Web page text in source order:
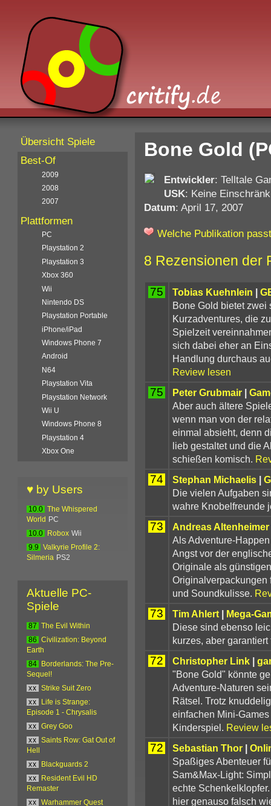
Bone Gold
Entwickler: Telltale
USK: Keine
Datum: April 17, 2007
Welche Publikation
8 Rezensionen der
75 Tobias Kuehnlein |
Bone Gold bietet
Kurzadventures, die
Spielzeit
sich dabei eher an
Handlung durchaus
Review lesen
75 Peter Grubmair|
Aber auch ältere
wenn man von der
einmal absieht, denn
lieb gestaltet und die
schießen komisch.
74 Stephan Michaelis|
Die vielen Aufgaben
wahre Knobelfreunde
73 Andreas Altenheimer
Als Adventure-
Angst vor der
Originale als
Originalverpackungen
und Soundkulisse.
73 Tim Ahlert| Mega-
Diese sind ebenso
kurzes, aber
72 Christopher Link|
"Bone Gold" könnte
Adventure-Naturen
Rätsel. Trotz
einfachen Mini-
Kinderspiel. Review
72 Sebastian Thor|
Spaßiges Abenteuer
Sam&Max-Light:
echte
hier genauso falsch
Übersicht Spiele
Best-Of
2009
2008
2007
Plattformen
PC
Playstation 2
Playstation 3
Xbox 360
Wii
Nintendo DS
Playstation Portable
iPhone/iPad
Windows Phone 7
Android
N64
Playstation Vita
Playstation Network
Wii U
Windows Phone 8
Playstation 4
Xbox One
♥ by Users
10.0
The Whispered
World
PC
10.0
Robox Wii
9.9
Valkyrie Profile 2:
Silmeria PS2
Aktuelle PC-
Spiele
87
The Evil Within
86
Civilization: Beyond
Earth
84
Borderlands: The Pre-
Sequel!
xx
Strike Suit Zero
xx
Life is Strange:
Episode 1 - Chrysalis
xx
Grey Goo
xx
Saints Row: Gat Out of
Hell
xx
Blackguards 2
xx
Resident Evil HD
Remaster
xx
Warhammer Quest